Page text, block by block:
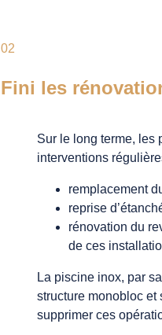
02
Fini les
Sur le long terme, les
interventions
remplacement
reprise
rénovation du
de ces
La piscine inox, par
structure monobloc et
supprimer ces